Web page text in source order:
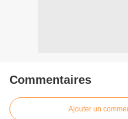
Commentaires
Ajouter un